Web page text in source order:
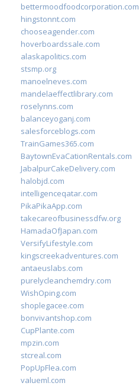
bettermoodfoodcorporation.com
hingstonnt.com
chooseagender.com
hoverboardssale.com
alaskapolitics.com
stsmp.org
manoelneves.com
mandelaeffectlibrary.com
roselynns.com
balanceyoganj.com
salesforceblogs.com
TrainGames365.com
BaytownEvaCationRentals.com
JabalpurCakeDelivery.com
halobjd.com
intelligenceqatar.com
PikaPikaApp.com
takecareofbusinessdfw.org
HamadaOfJapan.com
VersifyLifestyle.com
kingscreekadventures.com
antaeuslabs.com
purelycleanchemdry.com
WishOping.com
shoplegacee.com
bonvivantshop.com
CupPlante.com
mpzin.com
stcreal.com
PopUpFlea.com
valueml.com